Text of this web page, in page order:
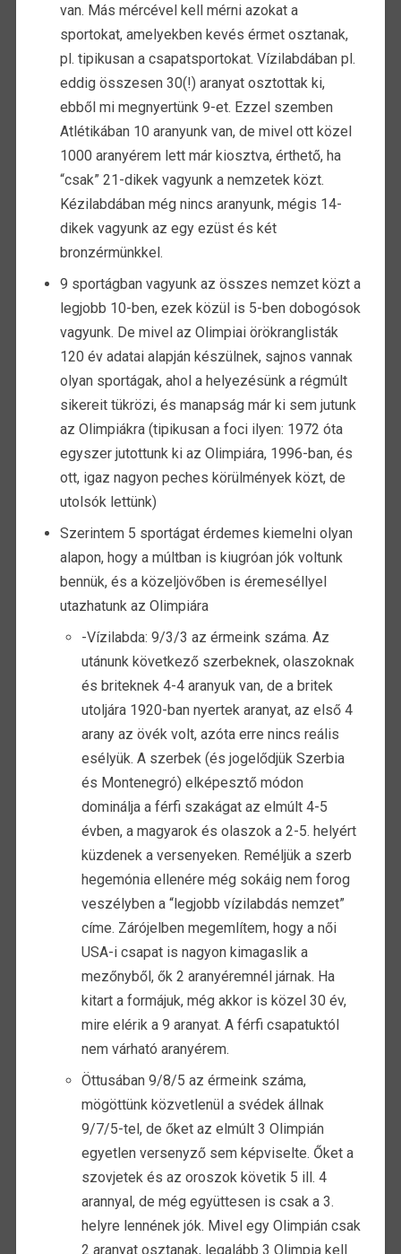
van. Más mércével kell mérni azokat a
sportokat, amelyekben kevés érmet osztanak,
pl. tipikusan a csapatsportokat. Vízilabdában pl.
eddig összesen 30(!) aranyat osztottak ki,
ebből mi megnyertünk 9-et. Ezzel szemben
Atlétikában 10 aranyunk van, de mivel ott közel
1000 aranyérem lett már kiosztva, érthető, ha
“csak” 21-dikek vagyunk a nemzetek közt.
Kézilabdában még nincs aranyunk, mégis 14-
dikek vagyunk az egy ezüst és két
bronzérmünkkel.
9 sportágban vagyunk az összes nemzet közt a
legjobb 10-ben, ezek közül is 5-ben dobogósok
vagyunk. De mivel az Olimpiai örökranglisták
120 év adatai alapján készülnek, sajnos vannak
olyan sportágak, ahol a helyezésünk a régmúlt
sikereit tükrözi, és manapság már ki sem jutunk
az Olimpiákra (tipikusan a foci ilyen: 1972 óta
egyszer jutottunk ki az Olimpiára, 1996-ban, és
ott, igaz nagyon peches körülmények közt, de
utolsók lettünk)
Szerintem 5 sportágat érdemes kiemelni olyan
alapon, hogy a múltban is kiugróan jók voltunk
bennük, és a közeljövőben is éremeséllyel
utazhatunk az Olimpiára
-Vízilabda: 9/3/3 az érmeink száma. Az
utánunk következő szerbeknek, olaszoknak
és briteknek 4-4 aranyuk van, de a britek
utoljára 1920-ban nyertek aranyat, az első 4
arany az övék volt, azóta erre nincs reális
esélyük. A szerbek (és jogelődjük Szerbia
és Montenegró) elképesztő módon
dominálja a férfi szakágat az elmúlt 4-5
évben, a magyarok és olaszok a 2-5. helyért
küzdenek a versenyeken. Reméljük a szerb
hegemónia ellenére még sokáig nem forog
veszélyben a “legjobb vízilabdás nemzet”
címe. Zárójelben megemlítem, hogy a női
USA-i csapat is nagyon kimagaslik a
mezőnyből, ők 2 aranyéremnél járnak. Ha
kitart a formájuk, még akkor is közel 30 év,
mire elérik a 9 aranyat. A férfi csapatuktól
nem várható aranyérem.
Öttusában 9/8/5 az érmeink száma,
mögöttünk közvetlenül a svédek állnak
9/7/5-tel, de őket az elmúlt 3 Olimpián
egyetlen versenyző sem képviselte. Őket a
szovjetek és az oroszok követik 5 ill. 4
arannyal, de még együttesen is csak a 3.
helyre lennének jók. Mivel egy Olimpián csak
2 aranyat osztanak, legalább 3 Olimpia kell